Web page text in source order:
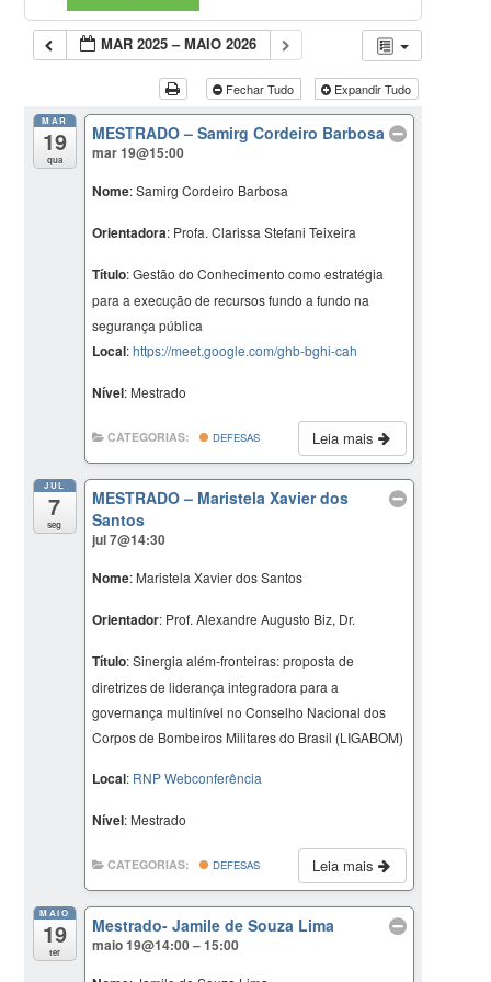
MAR 2025 – MAIO 2026
Fechar Tudo Expandir Tudo
MAR
19
qua
MESTRADO – Samirg Cordeiro Barbosa
mar 19@15:00
Nome: Samirg Cordeiro Barbosa
Orientadora: Profa. Clarissa Stefani Teixeira
Título: Gestão do Conhecimento como estratégia
para a execução de recursos fundo a fundo na
segurança pública
Local:https://meet.google.com/ghb-bghi-cah
Nível: Mestrado
Leia mais
CATEGORIAS: DEFESAS
JUL
7
seg
MESTRADO – Maristela Xavier dos
Santos
jul 7@14:30
Nome: Maristela Xavier dos Santos
Orientador: Prof. Alexandre Augusto Biz, Dr.
Título: Sinergia além-fronteiras: proposta de
diretrizes de liderança integradora para a
governança multinível no Conselho Nacional dos
Corpos de Bombeiros Militares do Brasil (LIGABOM)
Local: RNP Webconferência
Nível: Mestrado
Leia mais
CATEGORIAS: DEFESAS
MAIO
19
ter
Mestrado- Jamile de Souza Lima
maio 19@14:00 – 15:00